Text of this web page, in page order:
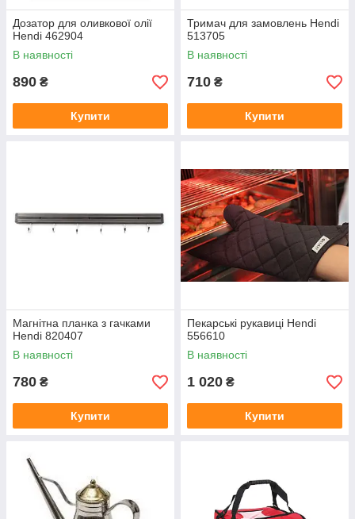
Дозатор для оливкової олії
Hendi 462904
В наявності
890 ₴
Купити
Тримач для замовлень Hendi
513705
В наявності
710 ₴
Купити
Магнітна планка з гачками
Hendi 820407
В наявності
780 ₴
Купити
Пекарські рукавиці Hendi
556610
В наявності
1 020 ₴
Купити